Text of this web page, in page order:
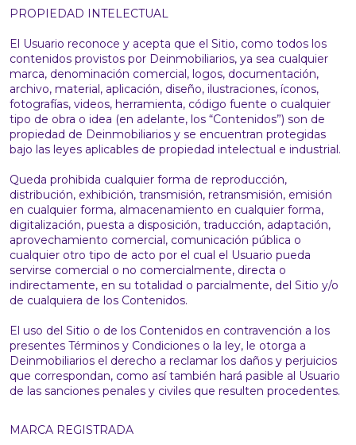
PROPIEDAD INTELECTUAL
El Usuario reconoce y acepta que el Sitio, como todos los
contenidos provistos por Deinmobiliarios, ya sea cualquier
marca, denominación comercial, logos, documentación,
archivo, material, aplicación, diseño, ilustraciones, íconos,
fotografías, videos, herramienta, código fuente o cualquier
tipo de obra o idea (en adelante, los “Contenidos”) son de
propiedad de Deinmobiliarios y se encuentran protegidas
bajo las leyes aplicables de propiedad intelectual e industrial.
Queda prohibida cualquier forma de reproducción,
distribución, exhibición, transmisión, retransmisión, emisión
en cualquier forma, almacenamiento en cualquier forma,
digitalización, puesta a disposición, traducción, adaptación,
aprovechamiento comercial, comunicación pública o
cualquier otro tipo de acto por el cual el Usuario pueda
servirse comercial o no comercialmente, directa o
indirectamente, en su totalidad o parcialmente, del Sitio y/o
de cualquiera de los Contenidos.
El uso del Sitio o de los Contenidos en contravención a los
presentes Términos y Condiciones o la ley, le otorga a
Deinmobiliarios el derecho a reclamar los daños y perjuicios
que correspondan, como así también hará pasible al Usuario
de las sanciones penales y civiles que resulten procedentes.
MARCA REGISTRADA